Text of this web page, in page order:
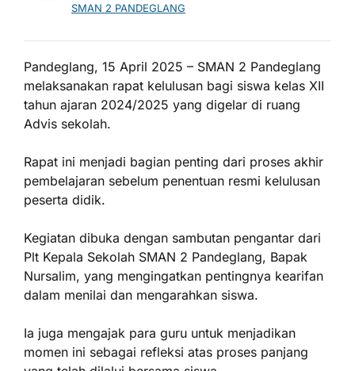
SMAN 2 PANDEGLANG
Pandeglang, 15 April 2025 – SMAN 2 Pandeglang
melaksanakan rapat kelulusan bagi siswa kelas XII
tahun ajaran 2024/2025 yang digelar di ruang
Advis sekolah.
Rapat ini menjadi bagian penting dari proses akhir
pembelajaran sebelum penentuan resmi kelulusan
peserta didik.
Kegiatan dibuka dengan sambutan pengantar dari
Plt Kepala Sekolah SMAN 2 Pandeglang, Bapak
Nursalim, yang mengingatkan pentingnya kearifan
dalam menilai dan mengarahkan siswa.
Ia juga mengajak para guru untuk menjadikan
momen ini sebagai refleksi atas proses panjang